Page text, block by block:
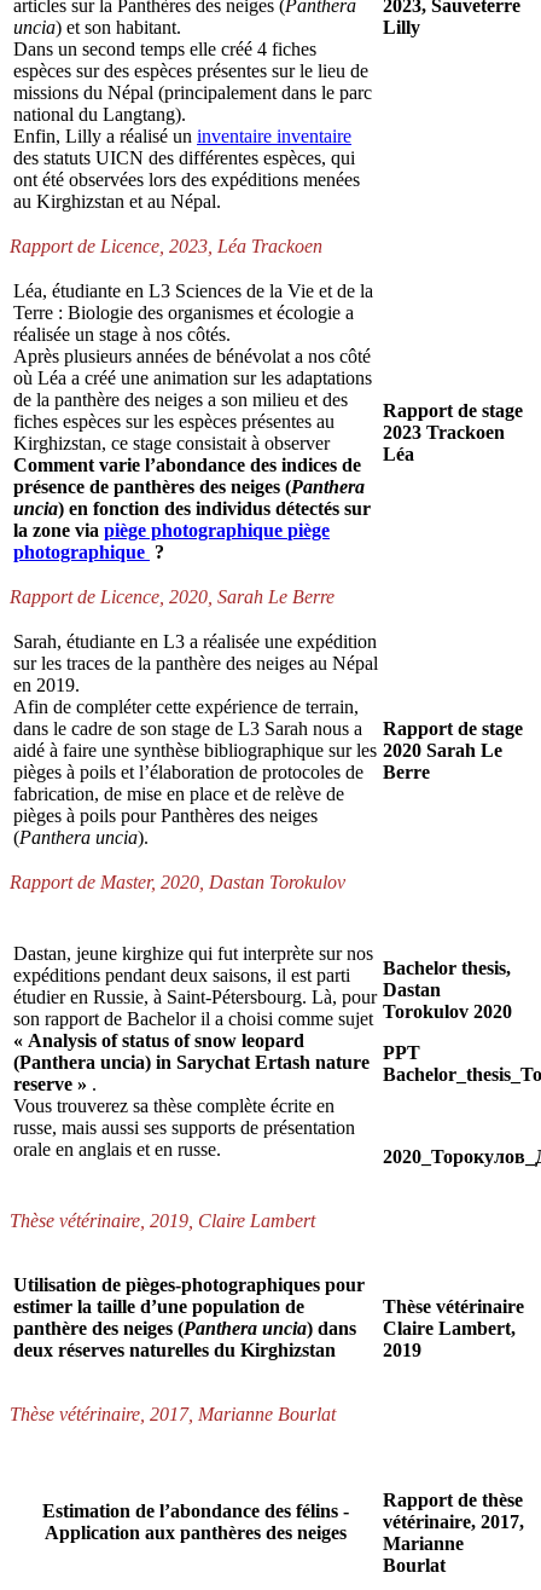
articles sur la Panthères des neiges (Panthera
uncia) et son habitant.
Dans un second temps elle créé 4 fiches
espèces sur des espèces présentes sur le lieu de
missions du Népal (principalement dans le parc
national du Langtang).
Enfin, Lilly a réalisé un inventaire inventaire
des statuts UICN des différentes espèces, qui
ont été observées lors des expéditions menées
au Kirghizstan et au Népal.
2023, Sauveterre
Lilly
Rapport de Licence, 2023, Léa Trackoen
Léa, étudiante en L3 Sciences de la Vie et de la
Terre : Biologie des organismes et écologie a
réalisée un stage à nos côtés.
Après plusieurs années de bénévolat a nos côté
où Léa a créé une animation sur les adaptations
de la panthère des neiges a son milieu et des
fiches espèces sur les espèces présentes au
Kirghizstan, ce stage consistait à observer
Comment varie l’abondance des indices de
présence de panthères des neiges (Panthera
uncia) en fonction des individus détectés sur
la zone via piège photographique piège
photographique ?
Rapport de stage
2023 Trackoen
Léa
Rapport de Licence, 2020, Sarah Le Berre
Sarah, étudiante en L3 a réalisée une expédition
sur les traces de la panthère des neiges au Népal
en 2019.
Afin de compléter cette expérience de terrain,
dans le cadre de son stage de L3 Sarah nous a
aidé à faire une synthèse bibliographique sur les
pièges à poils et l’élaboration de protocoles de
fabrication, de mise en place et de relève de
pièges à poils pour Panthères des neiges
(Panthera uncia).
Rapport de stage
2020 Sarah Le
Berre
Rapport de Master, 2020, Dastan Torokulov
Dastan, jeune kirghize qui fut interprète sur nos
expéditions pendant deux saisons, il est parti
étudier en Russie, à Saint-Pétersbourg. Là, pour
son rapport de Bachelor il a choisi comme sujet
« Analysis of status of snow leopard
(Panthera uncia) in Sarychat Ertash nature
reserve » .
Vous trouverez sa thèse complète écrite en
russe, mais aussi ses supports de présentation
orale en anglais et en russe.
Bachelor thesis,
Dastan
Torokulov 2020
PPT
Thèse vétérinaire, 2019, Claire Lambert
Utilisation de pièges-photographiques pour
estimer la taille d’une population de
panthère des neiges (Panthera uncia) dans
deux réserves naturelles du Kirghizstan
Thèse vétérinaire
Claire Lambert,
2019
Thèse vétérinaire, 2017, Marianne Bourlat
Estimation de l’abondance des félins -
Application aux panthères des neiges
Rapport de thèse
vétérinaire, 2017,
Marianne
Bourlat